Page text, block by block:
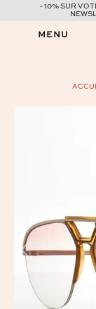
- 10% SUR
MENU